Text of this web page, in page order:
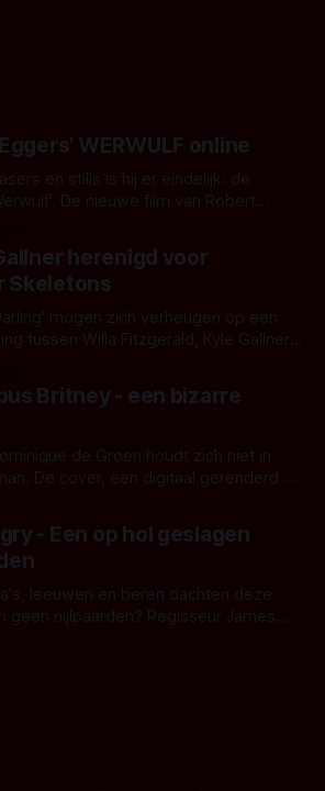
WERWULF online
en stills is hij er eindelijk: de
De nieuwe film van Robert
mythe. Het topic deze keer is (kon
weerwolf. Kijk je mee?
herenigd voor
Skeletons
mogen zich verheugen op een
tussen Willa Fitzgerald, Kyle Gallner
creature feature waarvoor de
in Australië.
Britney - een bizarre
de Groen houdt zich niet in
De cover, een digitaal gerenderd en
iets kleurrijks maar onheilspellends,
dat maakt De Groen met ieder woord
- Een op hol geslagen
leeuwen en beren dachten deze
geen nijlpaarden? Regisseur James